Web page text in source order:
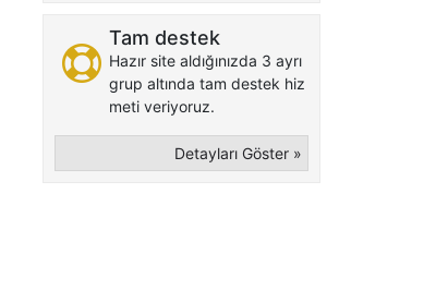
Tam destek
Hazır site aldığınızda 3 ayrı
grup altında tam destek hiz
meti veriyoruz.
Detayları Göster »